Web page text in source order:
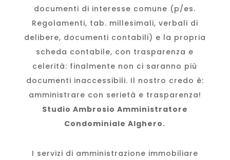
documenti di interesse comune (p/es.
Regolamenti, tab. millesimali, verbali di
delibere, documenti contabili) e la propria
scheda contabile, con trasparenza e
celerità: finalmente non ci saranno più
documenti inaccessibili. Il nostro credo è:
amministrare con serietà e trasparenza!
Studio Ambrosio Amministratore
Condominiale Alghero.
I servizi di amministrazione immobiliare